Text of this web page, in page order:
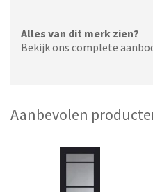
Alles van dit merk zien?
Bekijk ons complete
Aanbevolen